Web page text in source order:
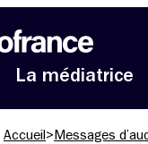
La médiatrice
Accueil > Messages